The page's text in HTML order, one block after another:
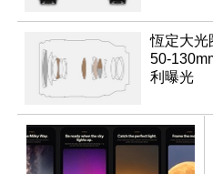
恆定大光
50-
利曝光